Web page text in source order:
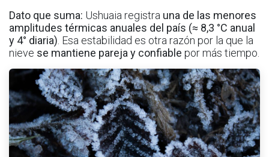
Dato que suma: Ushuaia registra una de las menores
amplitudes térmicas anuales del país (≈ 8,3 °C anual
y 4° diaria) . Esa estabilidad es otra razón por la que la
nieve se mantiene pareja y confiable por más tiempo.